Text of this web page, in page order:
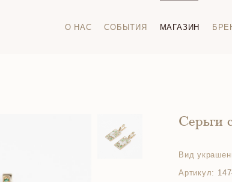
О НАС СОБЫТИЯ МАГАЗИН
Серьги
Вид
Артикул: